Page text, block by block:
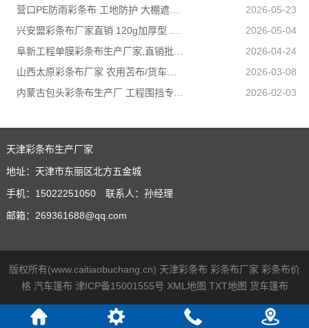
营口PE防雨彩条布 工地防护 大棚遮盖 3×50米 耐寒耐用
2026-05-23
2026-05-04
2026-04-24
山西太原彩条布厂家 农用苫布/货车篷布 支持来样加工定制
2026-03-08
2026-02-03
天津彩条布生产厂家
地址：天津市东丽区北方五金城
手机：15022251050 联系人：孙经理
邮箱：269361688@qq.com
版权所有(www.caitiaobuchang.cn) 天津彩条布 彩条布厂家 彩条布价
格 汽车篷布 津ICP备15001555号 XML地图 TXT地图 货车篷布